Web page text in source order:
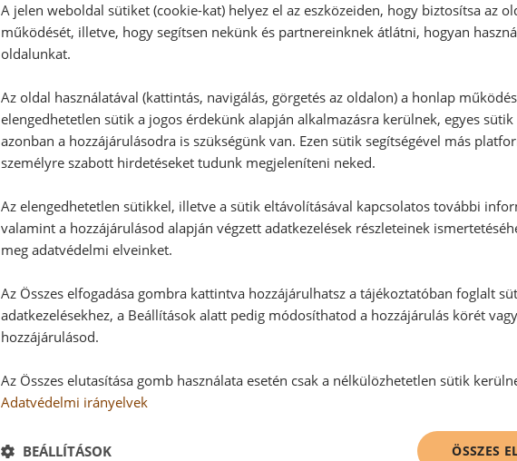
Ehhez a recepthez még nem
Hozzászólás írása
Vélemény írásához, kérjük,
A jelen weboldal sütiket (cookie-kat) helyez el az eszközeiden, hogy biztosítsa az
működését, illetve, hogy segítsen nekünk és partnereinknek átlátni, hogyan
oldalunkat.
Az oldal használatával (kattintás, navigálás, görgetés az oldalon) a honlap
elengedhetetlen sütik a jogos érdekünk alapján alkalmazásra kerülnek, egyes
azonban a hozzájárulásodra is szükségünk van. Ezen sütik segítségével más
személyre szabott hirdetéseket tudunk megjeleníteni neked.
Az elengedhetetlen sütikkel, illetve a sütik eltávolításával kapcsolatos további
valamint a hozzájárulásod alapján végzett adatkezelések részleteinek
meg adatvédelmi elveinket.
Az Összes elfogadása gombra kattintva hozzájárulhatsz a tájékoztatóban foglalt
adatkezelésekhez, a Beállítások alatt pedig módosíthatod a hozzájárulás körét
hozzájárulásod.
Az Összes elutasítása gomb használata esetén csak a nélkülözhetetlen sütik
Adatvédelmi irányelvek
ÖSSZES
BEÁLLÍTÁSOK